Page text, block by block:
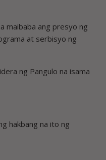
maibaba ang presyo ng
at serbisyo ng
ng Pangulo na isama
hakbang na ito ng